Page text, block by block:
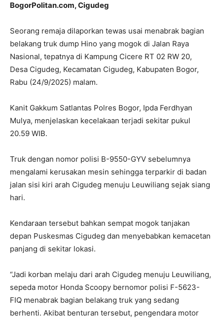
BogorPolitan.com, Cigudeg
Seorang remaja dilaporkan tewas usai menabrak bagian
belakang truk dump Hino yang mogok di Jalan Raya
Nasional, tepatnya di Kampung Cicere RT 02 RW 20,
Desa Cigudeg, Kecamatan Cigudeg, Kabupaten Bogor,
Rabu (24/9/2025) malam.
Kanit Gakkum Satlantas Polres Bogor, Ipda Ferdhyan
Mulya, menjelaskan kecelakaan terjadi sekitar pukul
20.59 WIB.
Truk dengan nomor polisi B-9550-GYV sebelumnya
mengalami kerusakan mesin sehingga terparkir di badan
jalan sisi kiri arah Cigudeg menuju Leuwiliang sejak siang
hari.
Kendaraan tersebut bahkan sempat mogok tanjakan
depan Puskesmas Cigudeg dan menyebabkan kemacetan
panjang di sekitar lokasi.
“Jadi korban melaju dari arah Cigudeg menuju Leuwiliang,
sepeda motor Honda Scoopy bernomor polisi F-5623-
FIQ menabrak bagian belakang truk yang sedang
berhenti. Akibat benturan tersebut, pengendara motor